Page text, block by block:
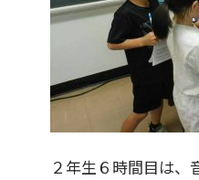
２年生６時間目は